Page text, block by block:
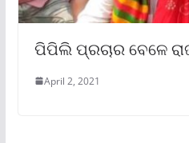
ପିପିଲି ପ୍ରଚାର ବେଳେ
April 2, 2021